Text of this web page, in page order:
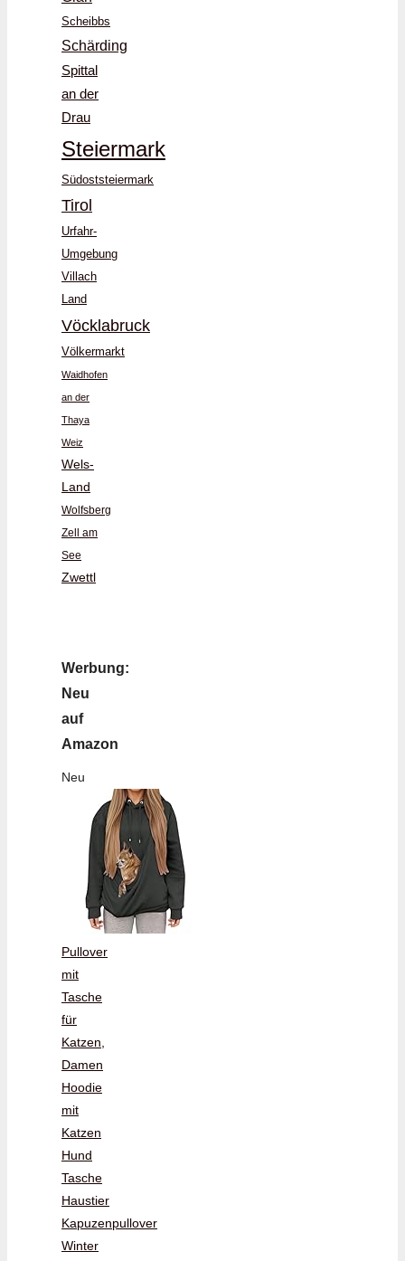
Scheibbs
Schärding
Spittal
an der
Drau
Steiermark
Südoststeiermark
Tirol
Urfahr-
Umgebung
Villach
Land
Vöcklabruck
Völkermarkt
Waidhofen
an der
Thaya
Weiz
Wels-
Land
Wolfsberg
Zell am
See
Zwettl
Werbung:
Neu
auf
Amazon
Neu
Pullover
mit
Tasche
für
Katzen,
Damen
Hoodie
mit
Katzen
Hund
Tasche
Haustier
Kapuzenpullover
Winter